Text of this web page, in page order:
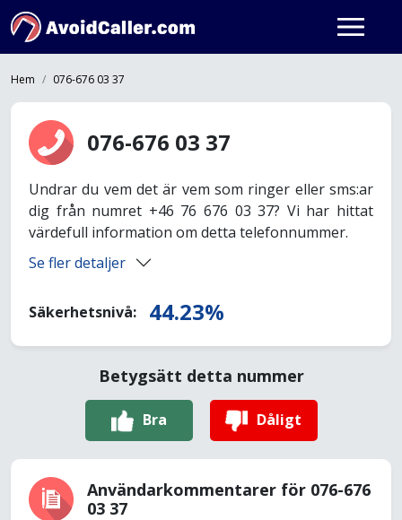
Hem 076-676 03 37
076-676 03 37
Undrar du vem det är vem som ringer eller sms:ar
dig från numret +46 76 676 03 37? Vi har hittat
värdefull information om detta telefonnummer.
Se fler detaljer
Säkerhetsnivå: 44.23%
Betygsätt detta nummer
Bra Dåligt
Användarkommentarer för 076-676
03 37